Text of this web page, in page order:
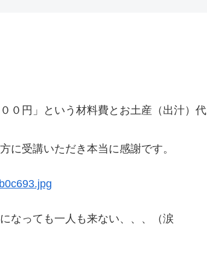
０円」という材料費とお土産（出汁）代
に受講いただき本当に感謝です。
なっても一人も来ない、、、（涙